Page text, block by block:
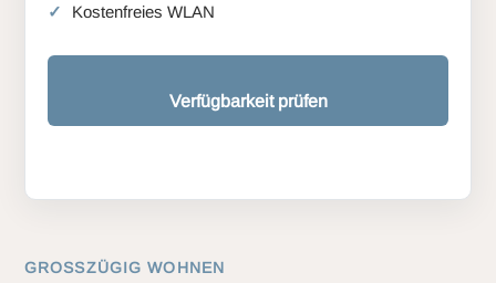
Kostenfreies WLAN
Verfügbarkeit prüfen
GROSSZÜGIG WOHNEN